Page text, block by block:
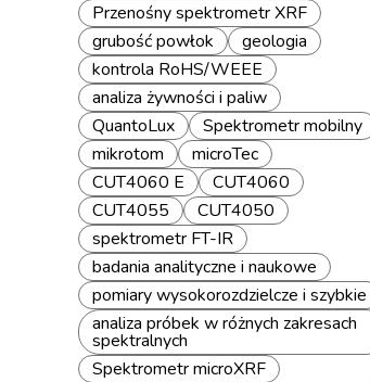
Przenośny spektrometr XRF
grubość powłok
geologia
kontrola RoHS/WEEE
analiza żywności i paliw
QuantoLux
Spektrometr mobilny
mikrotom
microTec
CUT4060 E
CUT4060
CUT4055
CUT4050
spektrometr FT-IR
badania analityczne i naukowe
pomiary wysokorozdzielcze i szybkie
analiza próbek w różnych zakresach
spektralnych
Spektrometr microXRF